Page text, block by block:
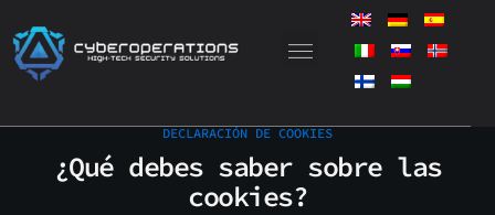
contenido
DECLARACIÓN DE COOKIES
¿Qué debes saber sobre las
cookies?